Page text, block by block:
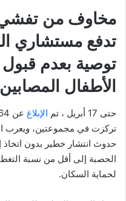
مخاوف من تفشي
تدفع مستشاري
توصية بعدم
الأطفال
حتى 17 أبريل ، تم الإبلاغ
تركزت في مجموعتين، ويعرب
حدوث انتشار خطير بدون
لحماية السكان.